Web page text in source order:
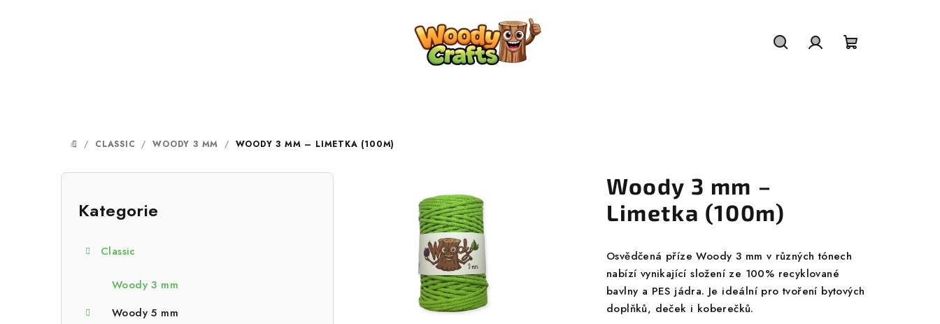
DOMŮ
/ CLASSIC / WOODY 3 MM / WOODY 3 MM – LIMETKA (100M)
P
Přeskočit
Kategorie
Classic
Woody 3 mm
Woody 5 mm
Woody 3 mm –
Limetka (100m)
Osvědčená příze Woody 3 mm v různých tónech
nabízí vynikající složení ze 100% recyklované
bavlny a PES jádra. Je ideální pro tvoření bytových
doplňků, deček i koberečků.